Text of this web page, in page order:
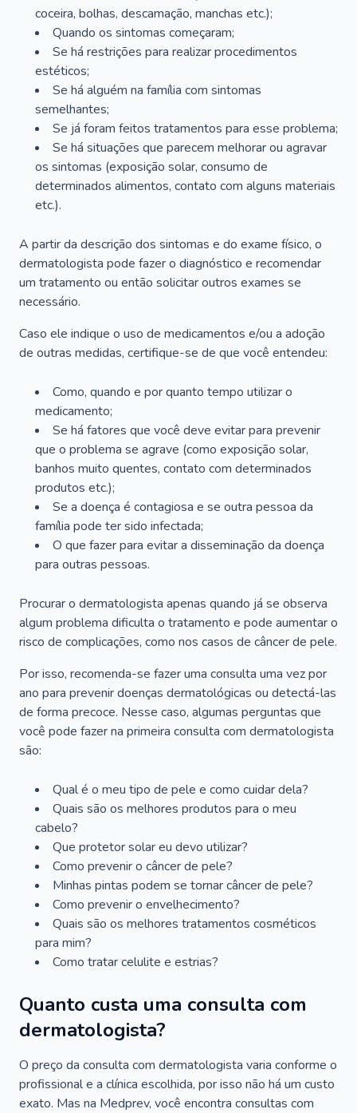
coceira, bolhas, descamação, manchas etc.);
Quando os sintomas começaram;
Se há restrições para realizar procedimentos
estéticos;
Se há alguém na família com sintomas
semelhantes;
Se já foram feitos tratamentos para esse problema;
Se há situações que parecem melhorar ou agravar
os sintomas (exposição solar, consumo de
determinados alimentos, contato com alguns materiais
etc.).
A partir da descrição dos sintomas e do exame físico, o
dermatologista pode fazer o diagnóstico e recomendar
um tratamento ou então solicitar outros exames se
necessário.
Caso ele indique o uso de medicamentos e/ou a adoção
de outras medidas, certifique-se de que você entendeu:
Como, quando e por quanto tempo utilizar o
medicamento;
Se há fatores que você deve evitar para prevenir
que o problema se agrave (como exposição solar,
banhos muito quentes, contato com determinados
produtos etc.);
Se a doença é contagiosa e se outra pessoa da
família pode ter sido infectada;
O que fazer para evitar a disseminação da doença
para outras pessoas.
Procurar o dermatologista apenas quando já se observa
algum problema dificulta o tratamento e pode aumentar o
risco de complicações, como nos casos de câncer de pele.
Por isso, recomenda-se fazer uma consulta uma vez por
ano para prevenir doenças dermatológicas ou detectá-las
de forma precoce. Nesse caso, algumas perguntas que
você pode fazer na primeira consulta com dermatologista
são:
Qual é o meu tipo de pele e como cuidar dela?
Quais são os melhores produtos para o meu
cabelo?
Que protetor solar eu devo utilizar?
Como prevenir o câncer de pele?
Minhas pintas podem se tornar câncer de pele?
Como prevenir o envelhecimento?
Quais são os melhores tratamentos cosméticos
para mim?
Como tratar celulite e estrias?
Quanto custa uma consulta com
dermatologista?
O preço da consulta com dermatologista varia conforme o
profissional e a clínica escolhida, por isso não há um custo
exato. Mas na Medprev, você encontra consultas com